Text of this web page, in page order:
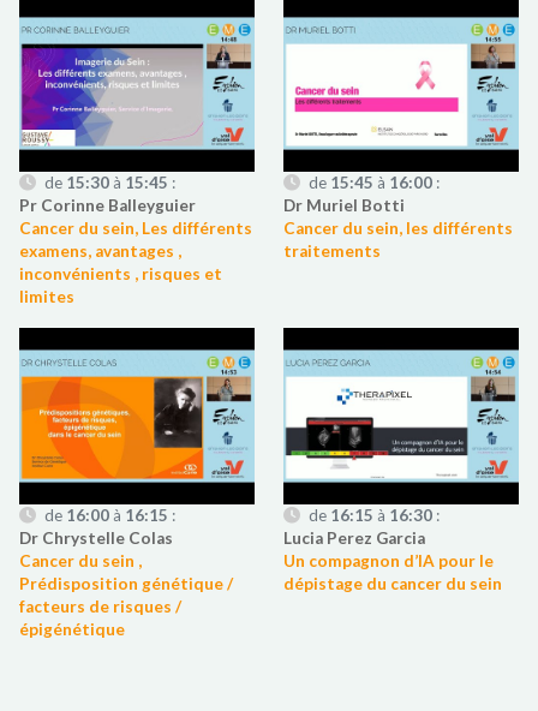
de 15:30 à 15:45 :
Pr Corinne Balleyguier
Cancer du sein, Les différents
examens, avantages ,
inconvénients , risques et
limites
de 15:45 à 16:00 :
Dr Muriel Botti
Cancer du sein, les différents
traitements
de 16:00 à 16:15 :
Dr Chrystelle Colas
Cancer du sein ,
Prédisposition génétique /
facteurs de risques /
épigénétique
de 16:15 à 16:30 :
Lucia Perez Garcia
Un compagnon d’IA pour le
dépistage du cancer du sein